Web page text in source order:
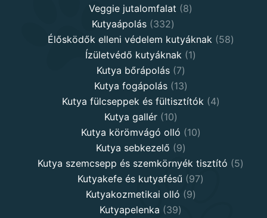
Veggie jutalomfalat 88
Kutyaápolás 332332
products
Élősködők elleni védelem kutyáknak 5858
Ízületvédő kutyáknak 11
Kutya bőrápolás 77
products
Kutya fogápolás 1313
products
Kutya fülcseppek és fültisztítók 44
Kutya gallér 1010
products
Kutya körömvágó olló 1010
Kutya sebkezelő 99
products
Kutya szemcsepp és szemkörnyék tisztító 55
Kutyakefe és kutyafésű 9797
Kutyakozmetikai olló 99
Kutyapelenka 3939